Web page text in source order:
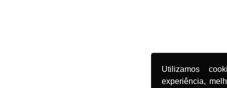
Utilizamos
experiência,